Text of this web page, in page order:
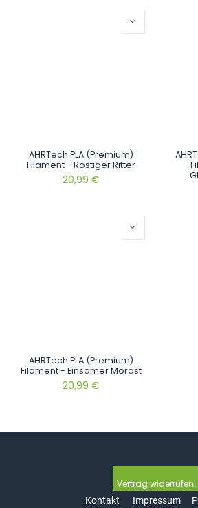
AHRTech PLA (Premium)
Filament - Rostiger Ritter
20,99 €
AHRTech PLA (Premium)
Filament - Einsamer Morast
20,99 €
Vertrag wide​​​​rrufen
Kontakt Impressum